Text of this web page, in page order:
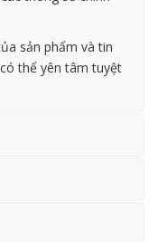
sản phẩm và tin
thể yên tâm tuyệt